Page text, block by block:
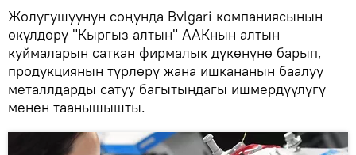
Жолугушуунун соңунда Bvlgari компаниясынын
өкүлдөрү "Кыргыз алтын" ААКнын алтын
куймаларын саткан фирмалык дүкөнүнө барып,
продукциянын түрлөрү жана ишкананын баалуу
металлдарды сатуу багытындагы ишмердүүлүгү
менен таанышышты.